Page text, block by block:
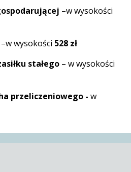
–w wysokości
–w wysokości 528 zł
stałego – w wysokości
przeliczeniowego - w